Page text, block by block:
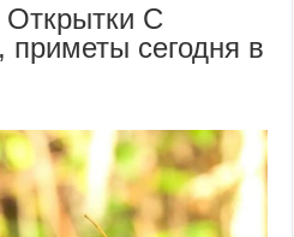
С
приметы сегодня в